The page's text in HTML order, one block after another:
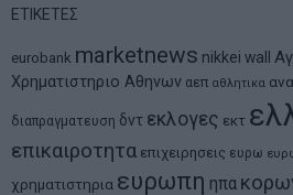
ΕΤΙΚΕΤΕΣ
eurobank marketnews nikkei wall
Χρηματιστηριο Αθηνων αεπ αθλητικα
διαπραγματευση δντ εκλογες εκτ
επικαιροτητα επιχειρησεις ευρω
χρηματιστηρια ευρωπη ηπα